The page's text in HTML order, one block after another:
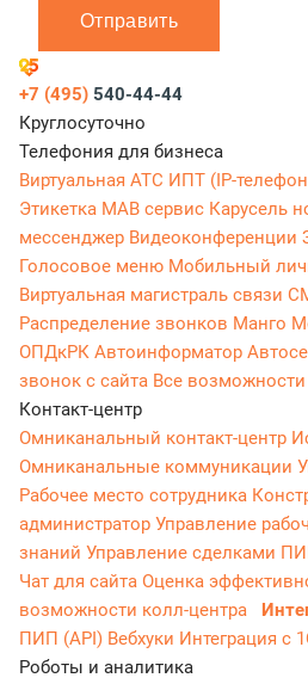
Отправить
+7 (495) 540-44-44
Круглосуточно
Телефония для бизнеса
Виртуальная АТС ИПТ (IP-
Этикетка МАВ сервис Карусель
мессенджер Видеоконференции
Голосовое меню Мобильный
Виртуальная магистраль связи
Распределение звонков Манго
ОПДкРК Автоинформатор
звонок с сайта Все
Контакт-центр
Омниканальный контакт-центр
Омниканальные коммуникации
Рабочее место сотрудника
администратор Управление
знаний Управление сделками
Чат для сайта Оценка
возможности колл-центра
ПИП (API) Вебхуки Интеграция с
Роботы и аналитика